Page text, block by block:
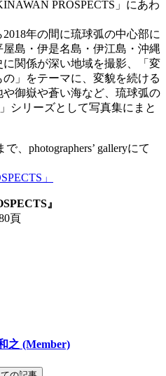
PROSPECTS」にあわ
年の間に琉球弧の中心部に
島・伊是名島・伊江島・沖縄
関係が深い地域を撮影、「変
」をテーマに、変貌を続ける
御嶽や蒼い海など、琉球弧の
シリーズとして写真集にまと
、photographers’ galleryにて
」
』
頁
之 (Member)